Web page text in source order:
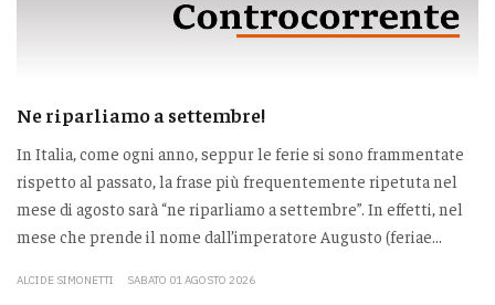
Ne riparliamo a settembre!
In Italia, come ogni anno, seppur le ferie si sono frammentate
rispetto al passato, la frase più frequentemente ripetuta nel
mese di agosto sarà “ne riparliamo a settembre”. In effetti, nel
mese che prende il nome dall’imperatore Augusto (feriae...
ALCIDE SIMONETTI SABATO 01 AGOSTO 2026